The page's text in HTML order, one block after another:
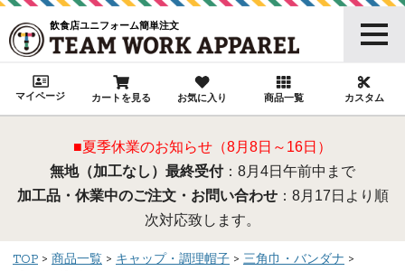
飲食店ユニフォーム簡単注文
マイページ カートを見る お気に入り 商品一覧 カスタム
■夏季休業のお知らせ（8月8日～16日）
無地（加工なし）最終受付：8月4日午前中まで
加工品・休業中のご注文・お問い合わせ：8月17日より順
次対応致します。
TOP 商品一覧 キャップ・調理帽子
三角巾・バンダナ